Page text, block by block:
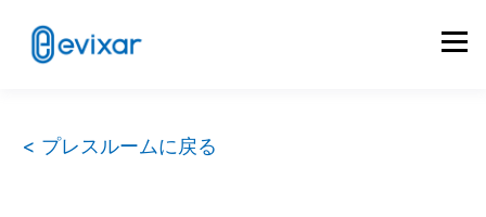
< プレスルームに戻る